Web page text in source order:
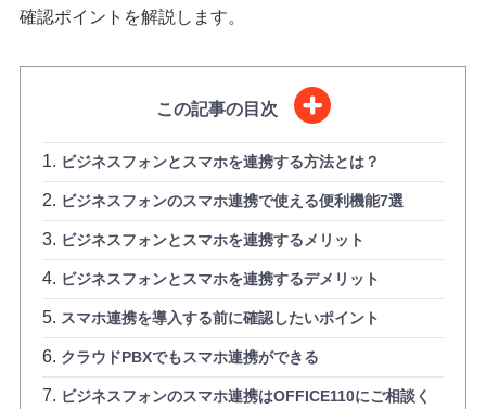
確認ポイントを解説します。
この記事の目次
ビジネスフォンとスマホを連携する方法とは？
ビジネスフォンのスマホ連携で使える便利機能7選
ビジネスフォンとスマホを連携するメリット
ビジネスフォンとスマホを連携するデメリット
スマホ連携を導入する前に確認したいポイント
クラウドPBXでもスマホ連携ができる
ビジネスフォンのスマホ連携はOFFICE110にご相談く